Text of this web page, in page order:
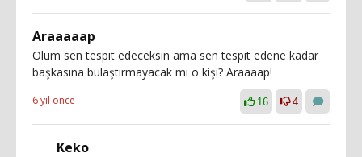
Araaaaap
Olum sen tespit edeceksin ama sen tespit edene kadar
başkasına bulaştırmayacak mı o kişi? Araaaap!
6 yıl önce 16 4
Keko